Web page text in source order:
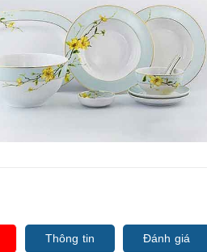
Thông tin Đánh giá